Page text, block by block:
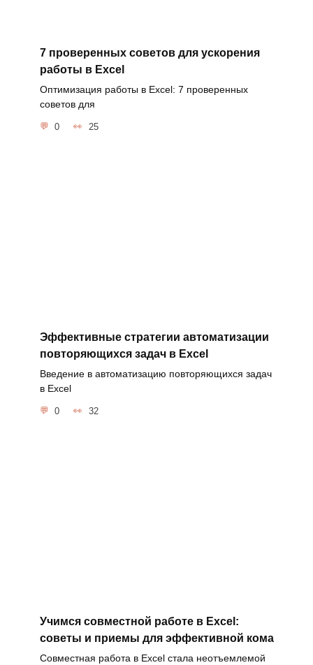
7 проверенных советов для ускорения
работы в Excel
Оптимизация работы в Excel: 7 проверенных
советов для
0 25
Эффективные стратегии автоматизации
повторяющихся задач в Excel
Введение в автоматизацию повторяющихся задач
в Excel
0 32
Учимся совместной работе в Excel:
советы и приемы для эффективной кома
Совместная работа в Excel стала неотъемлемой